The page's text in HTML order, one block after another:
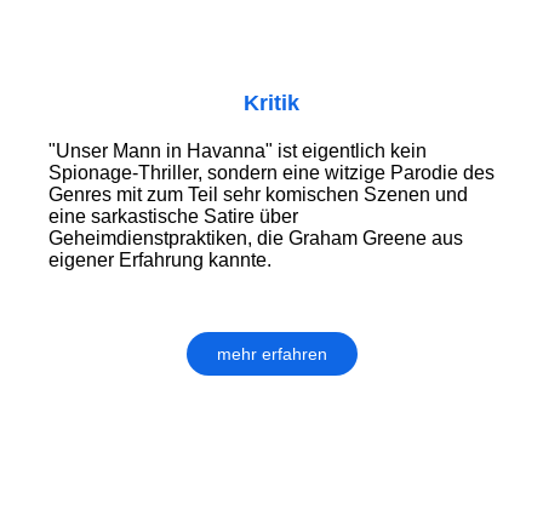
Kritik
"Unser Mann in Havanna" ist eigentlich kein
Spionage-Thriller, sondern eine witzige Parodie des
Genres mit zum Teil sehr komischen Szenen und
eine sarkastische Satire über
Geheimdienstpraktiken, die Graham Greene aus
eigener Erfahrung kannte.
mehr erfahren